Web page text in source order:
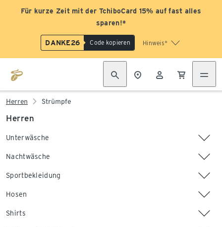
Für kurze Zeit mit der TchiboCard 15% auf fast alles
sparen!*
DANKE26 Code kopieren Hinweis*
Herren Strümpfe
Herren
Unterwäsche
Nachtwäsche
Sportbekleidung
Hosen
Shirts